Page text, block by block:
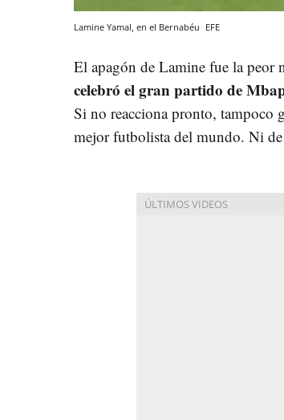
Lamine Yamal, en el Bernabéu EFE
El apagón de Lamine fue la peor
celebró el gran partido de
Si no reacciona pronto, tampoco
mejor futbolista del mundo. Ni